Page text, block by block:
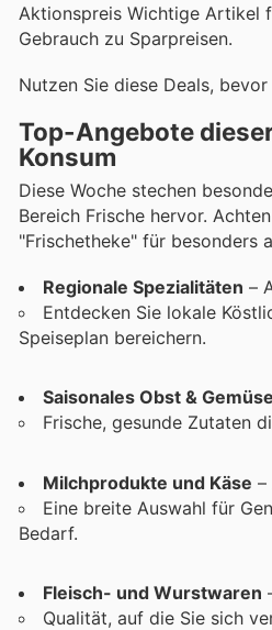
Aktionspreis Wichtige Artikel
Gebrauch zu Sparpreisen.
Nutzen Sie diese Deals,
Top-Angebote
Konsum
Diese Woche stechen
Bereich Frische hervor.
"Frischetheke" für besonders
Regionale Spezialitäten –
Entdecken Sie lokale
Speiseplan bereichern.
Saisonales Obst & Gemüse
Frische, gesunde Zutaten
Milchprodukte und Käse –
Eine breite Auswahl für
Bedarf.
Fleisch- und Wurstwaren
Qualität, auf die Sie sich